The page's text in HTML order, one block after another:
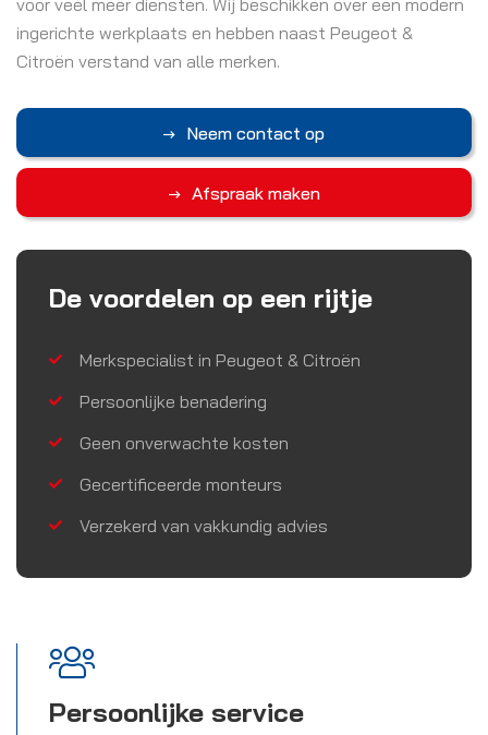
voor veel meer diensten. Wij beschikken over een modern
ingerichte werkplaats en hebben naast Peugeot &
Citroën verstand van alle merken.
Neem contact op
Afspraak maken
De voordelen op een rijtje
Merkspecialist in Peugeot & Citroën
Persoonlijke benadering
Geen onverwachte kosten
Gecertificeerde monteurs
Verzekerd van vakkundig advies
Persoonlijke service